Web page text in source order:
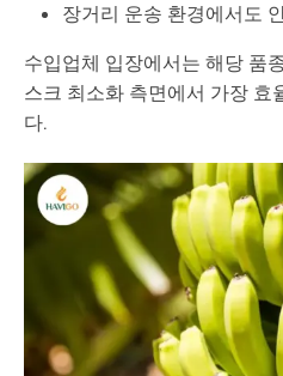
장거리 운송 환경에서도
수입업체 입장에서는 해당 품
스크 최소화 측면에서 가장 효
다.